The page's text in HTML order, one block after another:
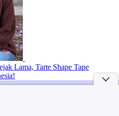
Lama, Tarte Shape Tape